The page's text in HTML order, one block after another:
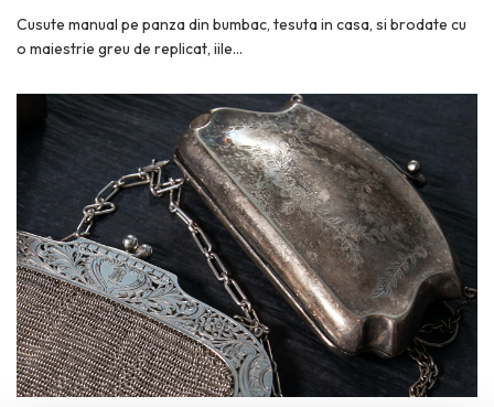
Cusute manual pe panza din bumbac, tesuta in casa, si brodate cu
o maiestrie greu de replicat, iile...